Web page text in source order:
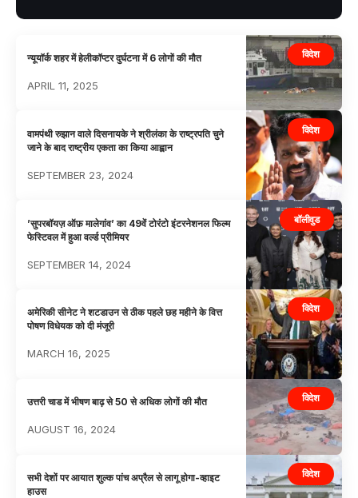
विदेश
न्यूयॉर्क शहर में हेलीकॉप्टर दुर्घटना में 6 लोगों की मौत
APRIL 11, 2025
विदेश
वामपंथी रुझान वाले दिसनायके ने श्रीलंका के राष्ट्रपति चुने
जाने के बाद राष्ट्रीय एकता का किया आह्वान
SEPTEMBER 23, 2024
बॉलीवुड
’सुपरबॉयज़ ऑफ़ मालेगांव’ का 49वें टोरंटो इंटरनेशनल फिल्म
फेस्टिवल में हुआ वर्ल्ड प्रीमियर
SEPTEMBER 14, 2024
विदेश
अमेरिकी सीनेट ने शटडाउन से ठीक पहले छह महीने के वित्त
पोषण विधेयक को दी मंजूरी
MARCH 16, 2025
विदेश
उत्तरी चाड में भीषण बाढ़ से 50 से अधिक लोगों की मौत
AUGUST 16, 2024
विदेश
सभी देशों पर आयात शुल्क पांच अप्रैल से लागू होगा-व्हाइट
हाउस